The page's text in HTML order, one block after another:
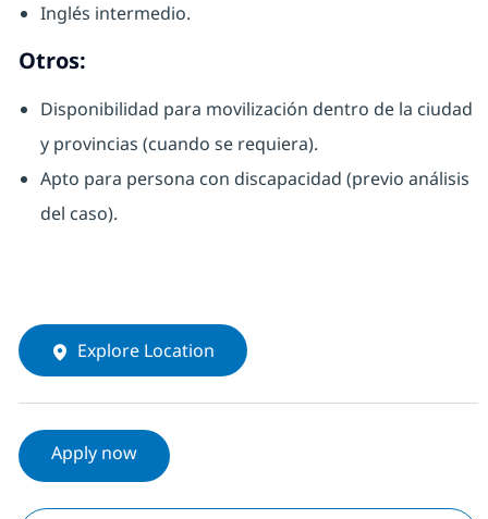
Inglés intermedio.
Otros:
Disponibilidad para movilización dentro de la ciudad
y provincias (cuando se requiera).
Apto para persona con discapacidad (previo análisis
del caso).
Explore Location
Apply now